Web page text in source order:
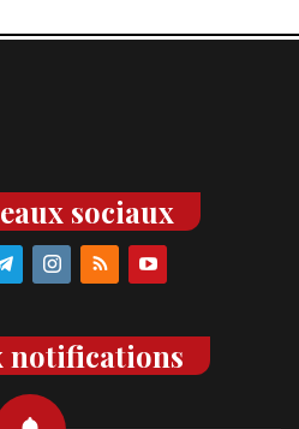
sociaux
notifications